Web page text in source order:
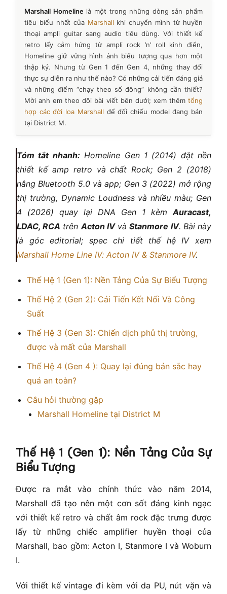
Marshall Homelinelà một trong những dòng sản phẩm
tiêu biểu nhất của Marshall khi chuyển mình từ huyền
thoại ampli guitar sang audio tiêu dùng. Với thiết kế
retro lấy cảm hứng từ ampli rock ’n’ roll kinh điển,
Homeline giữ vững hình ảnh biểu tượng qua hơn một
thập kỷ. Nhưng từ Gen 1 đến Gen 4, những thay đổi
thực sự diễn ra như thế nào? Có những cải tiến đáng giá
và những điểm “chạy theo số đông” không cần thiết?
Mời anh em theo dõi bài viết bên dưới; xem thêm tổng
hợp các đời loa Marshall để đối chiếu model đang bán
tại District M.
Tóm tắt nhanh:Homeline Gen 1 (2014) đặt nền
thiết kế amp retro và chất Rock; Gen 2 (2018)
nâng Bluetooth 5.0 và app; Gen 3 (2022) mở rộng
thị trường, Dynamic Loudness và nhiều màu; Gen
4 (2026) quay lại DNA Gen 1 kèmAuracast,
LDAC, RCA trênActon IVvàStanmore IV. Bài này
là góc editorial; spec chi tiết thế hệ IV xem
Marshall Home Line IV: Acton IV & Stanmore IV.
Thế Hệ 1 (Gen 1): Nền Tảng Của Sự Biểu Tượng
Thế Hệ 2 (Gen 2): Cải Tiến Kết Nối Và Công
Suất
Thế Hệ 3 (Gen 3): Chiến dịch phủ thị trường,
được và mất của Marshall
Thế Hệ 4 (Gen 4 ): Quay lại đúng bản sắc hay
quá an toàn?
Câu hỏi thường gặp
Marshall Homeline tại District M
Thế Hệ 1 (Gen 1): Nền Tảng Của Sự
Biểu Tượng
Được ra mắt vào chính thức vào năm 2014,
Marshall đã tạo nên một cơn sốt đáng kinh ngạc
với thiết kế retro và chất âm rock đặc trưng được
lấy từ những chiếc amplifier huyền thoại của
Marshall, bao gồm: Acton I, Stanmore I và Woburn
I.
Với thiết kế vintage đi kèm với da PU, nút vặn và